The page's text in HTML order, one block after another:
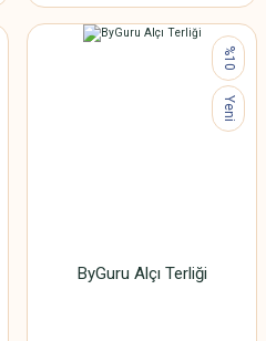
%10
Yeni
ByGuru Alçı Terliği